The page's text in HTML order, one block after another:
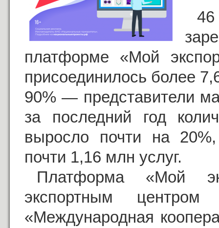
платформе «Мой
присоединилось более
90% — представители
за последний год
выросло почти на
почти 1,16 млн услуг.
Платформа «Мой
экспортным
«Международная